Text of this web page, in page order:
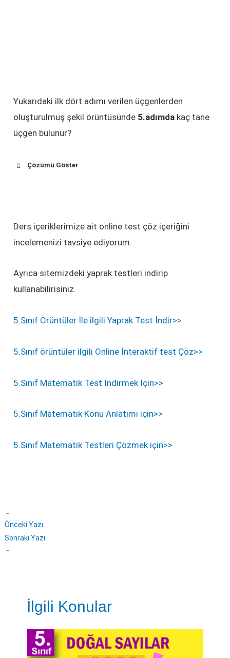
Yukarıdaki ilk dört adımı verilen üçgenlerden
oluşturulmuş şekil örüntüsünde 5.adımda kaç tane
üçgen bulunur?
Çözümü Göster
Ders içeriklerimize ait online test çöz içeriğini
incelemenizi tavsiye ediyorum.
Ayrıca sitemizdeki yaprak testleri indirip
kullanabilirisiniz.
5.Sınıf Örüntüler İle ilgili Yaprak Test İndir>>
5.Sınıf örüntüler ilgili Online İnteraktif test Çöz>>
5.Sınıf Matematik Test İndirmek İçin>>
5.Sınıf Matematik Konu Anlatımı için>>
5.Sınıf Matematik Testleri Çözmek için>>
←
Önceki Yazı
Sonraki Yazı
→
İlgili Konular